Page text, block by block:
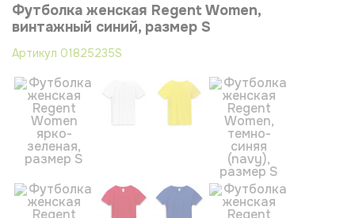
Футболка женская Regent Women,
винтажный синий, размер S
Артикул 01825235S